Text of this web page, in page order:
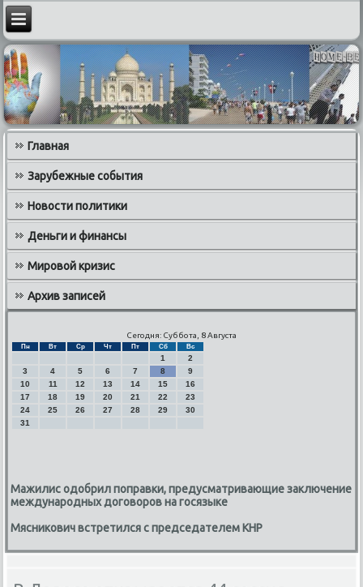
Главная
Зарубежные события
Новости политики
Деньги и финансы
Мировой кризис
Архив записей
Сегодня: Суббота, 8 Августа
Пн Вт Ср Чт Пт Сб Вс
1
2
3
4 5 6 7 8
9
10
11 12 13 14 15
16
17
18 19 20 21 22
23
24
25 26 27 28 29
30
31
Мажилис одобрил поправки, предусматривающие заключение
международных договоров на госязыке
Мясникович встретился с председателем КНР